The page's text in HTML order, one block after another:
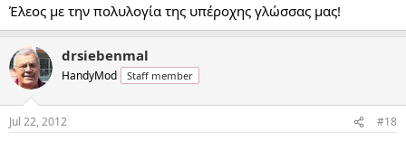
Έλεος με την πολυλογία της υπέροχης γλώσσας μας!
drsiebenmal
HandyMod Staff member
Jul 22, 2012 #18